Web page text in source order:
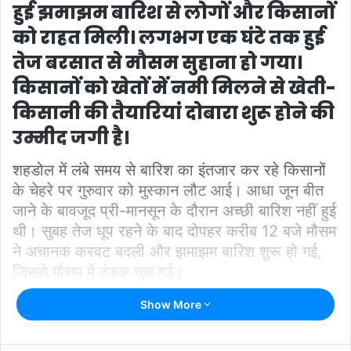
हुई झमाझम बारिश से लोगों और किसानों
को राहत मिली। लगभग एक घंटे तक हुई
तेज बरसात से मौसम सुहाना हो गया।
किसानों को खेतों में नमी मिलने से खेती-
किसानी की तैयारियां दोबारा शुरू होने की
उम्मीद जगी है।
शहडोल में लंबे समय से बारिश का इंतजार कर रहे किसानों
के चेहरे पर गुरुवार को मुस्कान लौट आई। आधा जून बीत
जाने के बावजूद प्री-मानसून के दौरान अच्छी बारिश नहीं हुई
थी। सुबह तेज धूप रहने के बाद दोपहर करीब 12 बजे मौसम
ने अचानक करवट बदली और झमाझम बारिश शुरू हो गई,
जिससे मौसम में ठंडक घुल गई।
बारिश से गर्मी से मिली राहत
अचानक हुई बारिश के कारण लोगों को काम पर निकलने में
Show More